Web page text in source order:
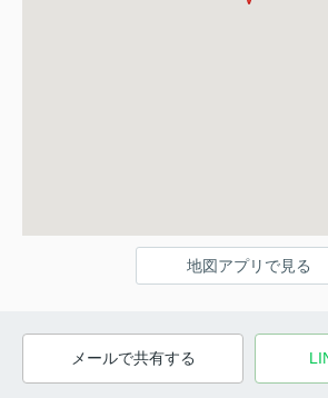
地図アプリで見る
メールで共有する